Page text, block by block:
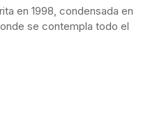
en 1998, condensada en
se contempla todo el